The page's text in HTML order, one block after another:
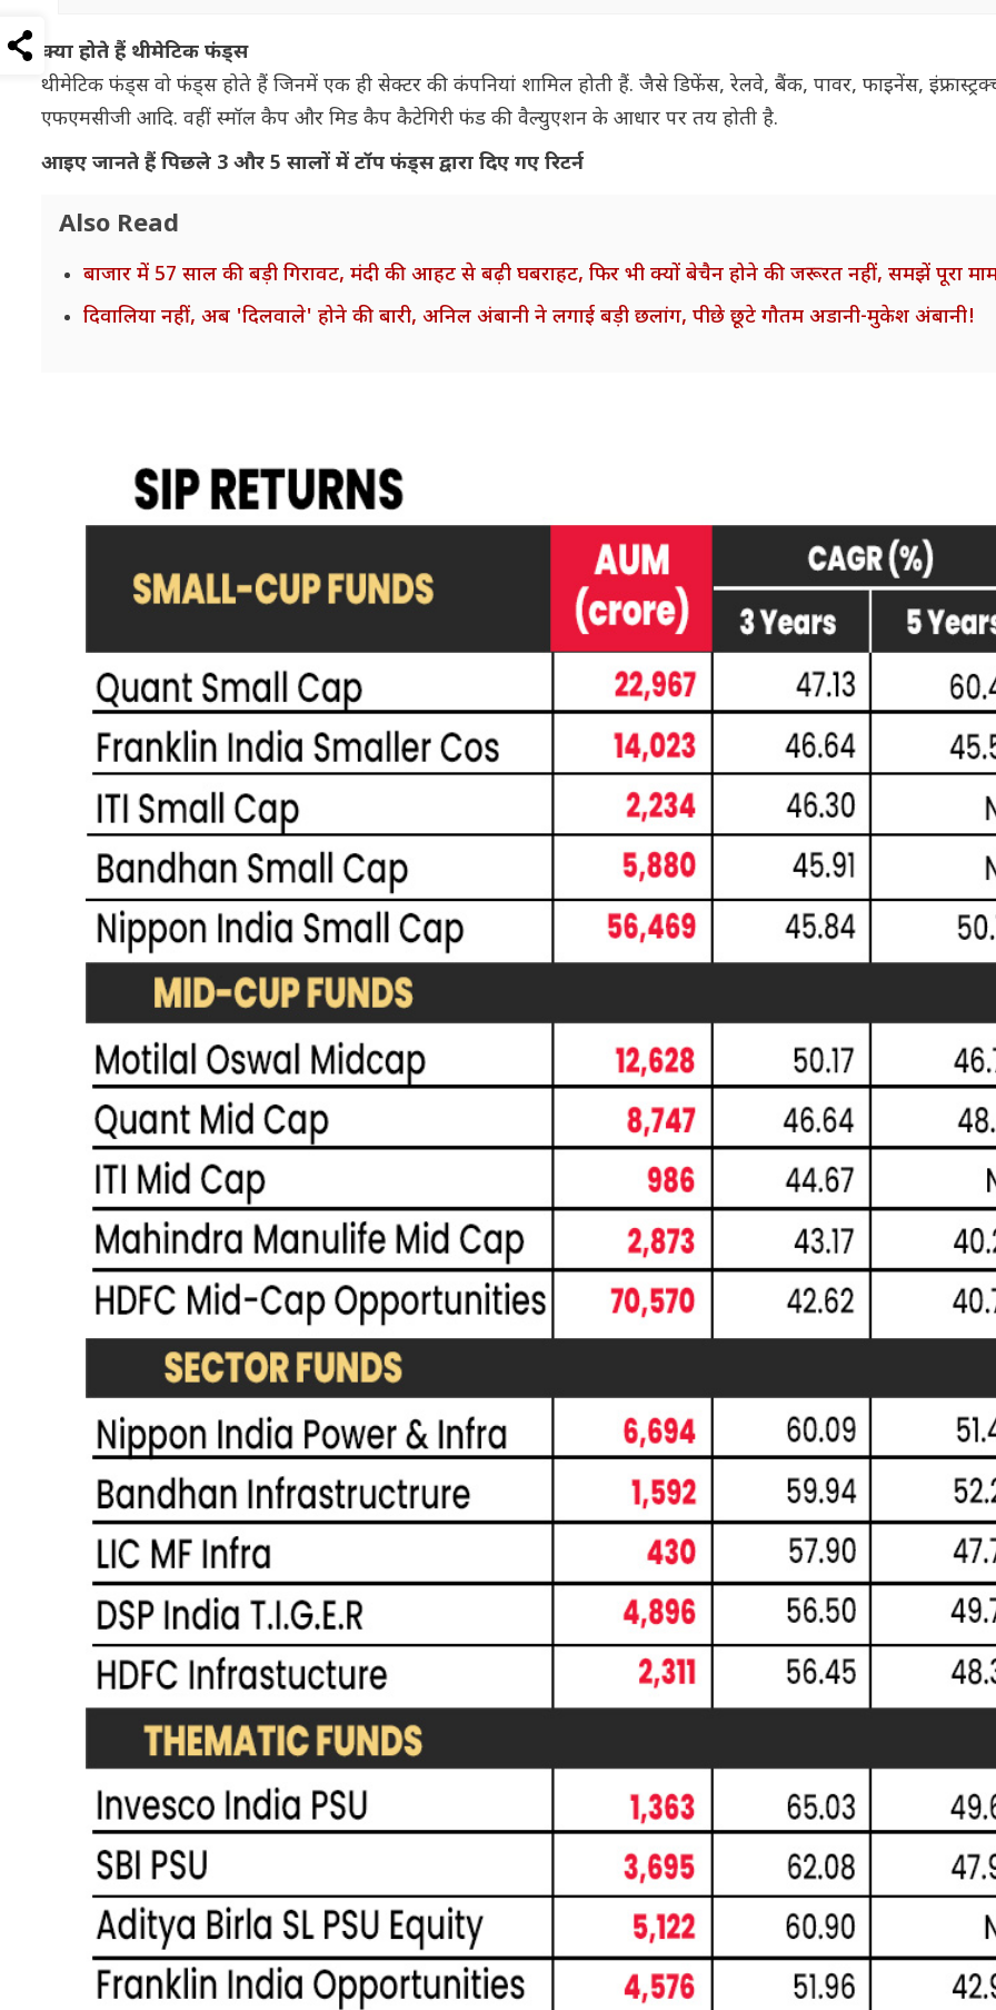
क्या होते हैं थीमेटिक फंड्स
थीमेटिक फंड्स वो फंड्स होते हैं जिनमें एक ही सेक्टर की कंपनियां शामिल होती हैं. जैसे डिफेंस, रेलवे, बैंक, पावर, फाइनेंस,
एफएमसीजी आदि. वहीं स्मॉल कैप और मिड कैप कैटेगिरी फंड की वैल्युएशन के आधार पर तय होती है.
आइए जानते हैं पिछले 3 और 5 सालों में टॉप फंड्स द्वारा दिए गए रिटर्न
Also Read
बाजार में 57 साल की बड़ी गिरावट, मंदी की आहट से बढ़ी घबराहट, फिर भी क्यों बेचैन होने की जरूरत नहीं, समझें पूरा
दिवालिया नहीं, अब 'दिलवाले' होने की बारी, अनिल अंबानी ने लगाई बड़ी छलांग, पीछे छूटे गौतम अडानी-मुकेश अंबानी!